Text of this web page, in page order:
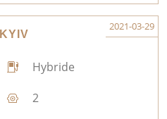
2021-03-29
Hybride
2